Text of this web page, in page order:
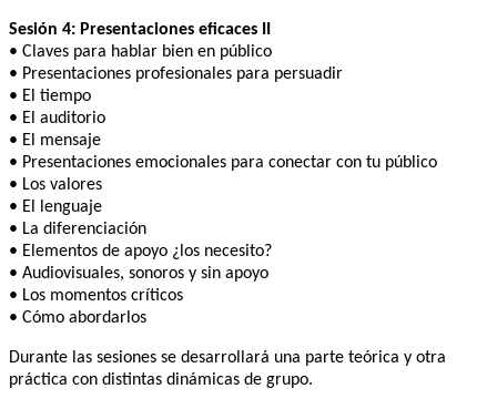
Sesión 4: Presentaciones eficaces II
• Claves para hablar bien en público
• Presentaciones profesionales para persuadir
• El tiempo
• El auditorio
• El mensaje
• Presentaciones emocionales para conectar con tu público
• Los valores
• El lenguaje
• La diferenciación
• Elementos de apoyo ¿los necesito?
• Audiovisuales, sonoros y sin apoyo
• Los momentos críticos
• Cómo abordarlos
Durante las sesiones se desarrollará una parte teórica y otra
práctica con distintas dinámicas de grupo.